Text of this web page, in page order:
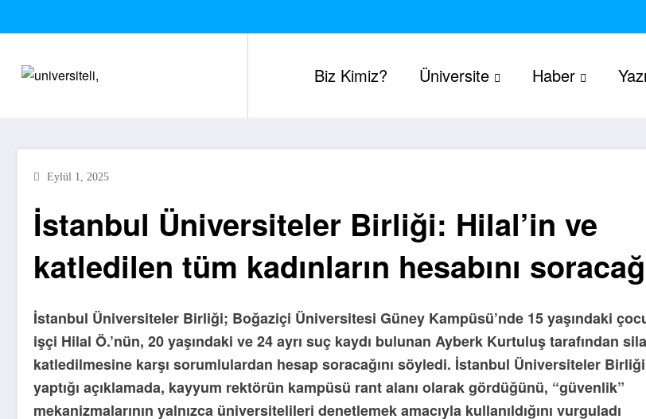
atla
Biz Kimiz? Üniversite Haber Yazı
Eylül 1, 2025
İstanbul Üniversiteler Birliği: Hilal’in ve
katledilen tüm kadınların hesabını
İstanbul Üniversiteler Birliği; Boğaziçi Üniversitesi Güney Kampüsü’nde 15 yaşındaki
işçi Hilal Ö.’nün, 20 yaşındaki ve 24 ayrı suç kaydı bulunan Ayberk Kurtuluş tarafından
katledilmesine karşı sorumlulardan hesap soracağını söyledi. İstanbul Üniversiteler
yaptığı açıklamada, kayyum rektörün kampüsü rant alanı olarak gördüğünü, “güvenlik”
mekanizmalarının yalnızca üniversitelileri denetlemek amacıyla kullanıldığını vurguladı